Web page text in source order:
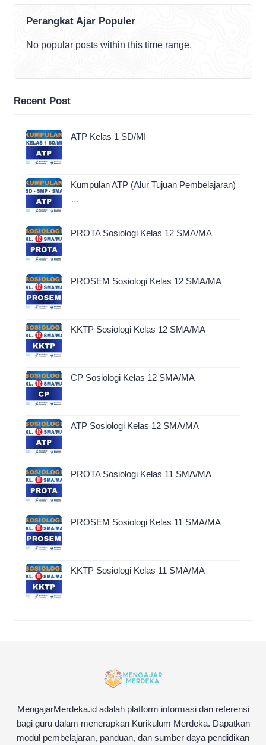
Perangkat Ajar Populer
No popular posts within this time range.
Recent Post
ATP Kelas 1 SD/MI
Kumpulan ATP (Alur Tujuan Pembelajaran)
…
PROTA Sosiologi Kelas 12 SMA/MA
PROSEM Sosiologi Kelas 12 SMA/MA
KKTP Sosiologi Kelas 12 SMA/MA
CP Sosiologi Kelas 12 SMA/MA
ATP Sosiologi Kelas 12 SMA/MA
PROTA Sosiologi Kelas 11 SMA/MA
PROSEM Sosiologi Kelas 11 SMA/MA
KKTP Sosiologi Kelas 11 SMA/MA
MengajarMerdeka.id adalah platform informasi dan referensi
bagi guru dalam menerapkan Kurikulum Merdeka. Dapatkan
modul pembelajaran, panduan, dan sumber daya pendidikan